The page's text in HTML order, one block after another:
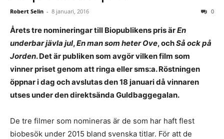
Robert Selin - 8 januari, 2016 0
Årets tre nomineringar till Biopublikens pris ärEn
underbar jävla jul,En man som heter Ove, ochSå ock på
Jorden. Det är publiken som avgör vilken film som
vinner priset genom att ringa eller sms:a. Röstningen
öppnar i dag och avslutas den 18 januari då vinnaren
utses under den direktsända Guldbaggegalan.
De tre filmer som nomineras är de som har haft flest
biobesök under 2015 bland svenska titlar. För att de